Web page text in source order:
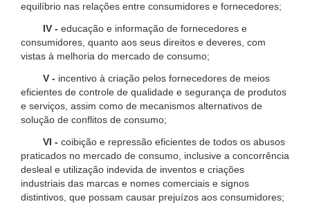
equilíbrio nas relações entre consumidores e fornecedores;
IV - educação e informação de fornecedores e
consumidores, quanto aos seus direitos e deveres, com
vistas à melhoria do mercado de consumo;
V - incentivo à criação pelos fornecedores de meios
eficientes de controle de qualidade e segurança de produtos
e serviços, assim como de mecanismos alternativos de
solução de conflitos de consumo;
VI - coibição e repressão eficientes de todos os abusos
praticados no mercado de consumo, inclusive a concorrência
desleal e utilização indevida de inventos e criações
industriais das marcas e nomes comerciais e signos
distintivos, que possam causar prejuízos aos consumidores;